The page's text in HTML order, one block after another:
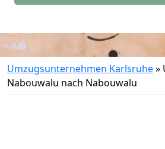
Umzugsunternehmen Karlsruhe»
Nabouwalu nach Nabouwalu